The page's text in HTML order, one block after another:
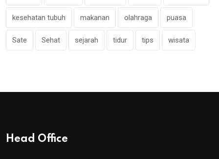
kesehatan tubuh makanan olahraga puasa
Sate Sehat sejarah tidur tips wisata
Head Office